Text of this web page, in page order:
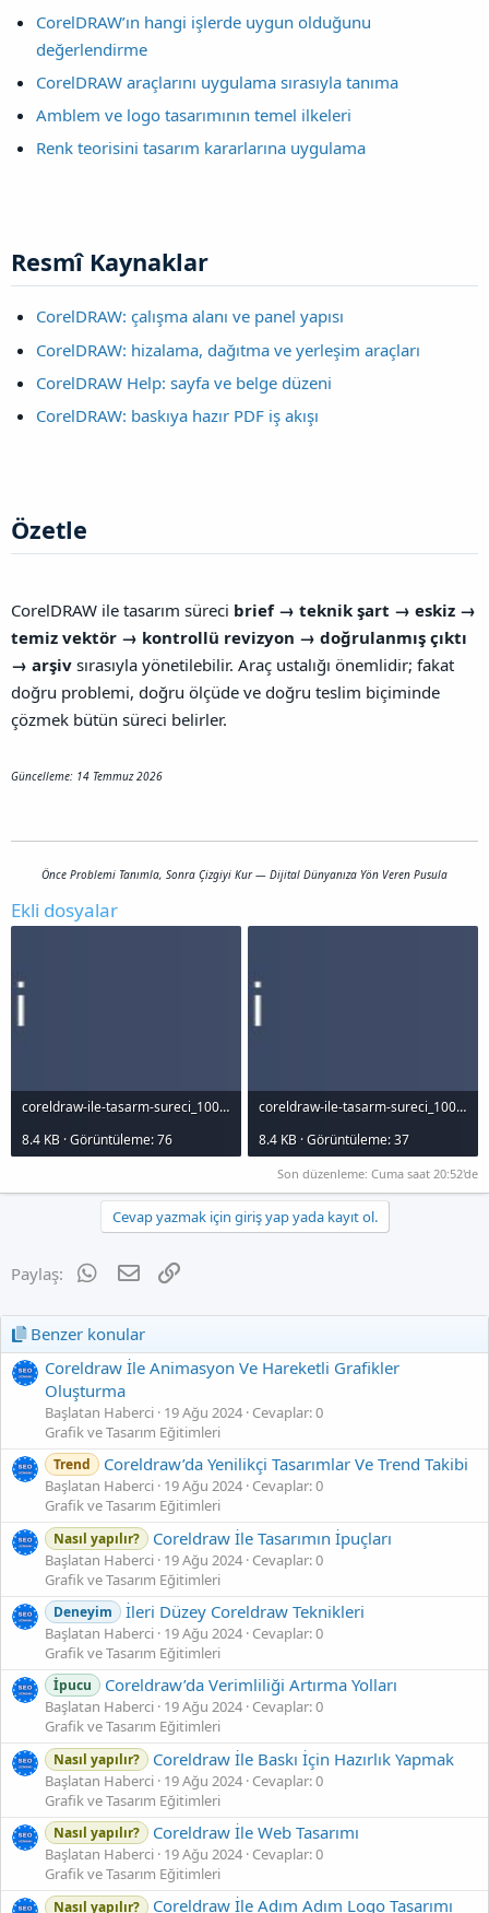
CorelDRAW’ın hangi işlerde uygun olduğunu
değerlendirme
CorelDRAW araçlarını uygulama sırasıyla tanıma
Amblem ve logo tasarımının temel ilkeleri
Renk teorisini tasarım kararlarına uygulama
Resmî Kaynaklar​
CorelDRAW: çalışma alanı ve panel yapısı
CorelDRAW: hizalama, dağıtma ve yerleşim araçları
CorelDRAW Help: sayfa ve belge düzeni
CorelDRAW: baskıya hazır PDF iş akışı
Özetle​
CorelDRAW ile tasarım süreci brief → teknik şart → eskiz →
temiz vektör → kontrollü revizyon → doğrulanmış çıktı
→ arşiv sırasıyla yönetilebilir. Araç ustalığı önemlidir; fakat
doğru problemi, doğru ölçüde ve doğru teslim biçiminde
çözmek bütün süreci belirler.
Güncelleme: 14 Temmuz 2026
Önce Problemi Tanımla, Sonra Çizgiyi Kur — Dijital Dünyanıza Yön Veren Pusula
Ekli dosyalar
coreldraw-ile-tasarm-sureci_1000x120.jpg
8.4 KB · Görüntüleme: 76
coreldraw-ile-tasarm-sureci_1000x120.jpg
8.4 KB · Görüntüleme: 37
Son düzenleme: Cuma saat 20:52'de
Cevap yazmak için giriş yap yada kayıt ol.
Paylaş: WhatsApp
E-posta
Benzer konular
Coreldraw İle Animasyon Ve Hareketli Grafikler
Oluşturma
Başlatan Haberci 19 Ağu 2024 Cevaplar: 0
Grafik ve Tasarım Eğitimleri
Trend Coreldraw’da Yenilikçi Tasarımlar Ve Trend Takibi
Başlatan Haberci 19 Ağu 2024 Cevaplar: 0
Grafik ve Tasarım Eğitimleri
Nasıl yapılır? Coreldraw İle Tasarımın İpuçları
Başlatan Haberci 19 Ağu 2024 Cevaplar: 0
Grafik ve Tasarım Eğitimleri
Deneyim İleri Düzey Coreldraw Teknikleri
Başlatan Haberci 19 Ağu 2024 Cevaplar: 0
Grafik ve Tasarım Eğitimleri
İpucu Coreldraw’da Verimliliği Artırma Yolları
Başlatan Haberci 19 Ağu 2024 Cevaplar: 0
Grafik ve Tasarım Eğitimleri
Nasıl yapılır? Coreldraw İle Baskı İçin Hazırlık Yapmak
Başlatan Haberci 19 Ağu 2024 Cevaplar: 0
Grafik ve Tasarım Eğitimleri
Nasıl yapılır? Coreldraw İle Web Tasarımı
Başlatan Haberci 19 Ağu 2024 Cevaplar: 0
Grafik ve Tasarım Eğitimleri
Nasıl yapılır? Coreldraw İle Adım Adım Logo Tasarımı